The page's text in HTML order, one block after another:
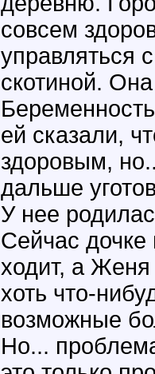
совсем
управляться
скотиной.
ей сказали,
здоровым,
дальше
У нее
Сейчас дочке
ходит, а Женя
хоть что-
возможные
Но...